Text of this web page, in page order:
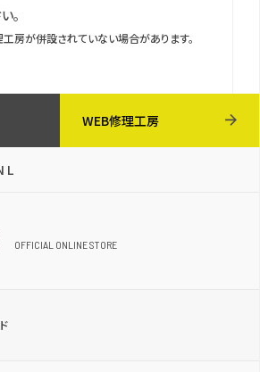
。
房が併設されていない場合があります。
WEB修理工房
L
OFFICIAL ONLINE STORE